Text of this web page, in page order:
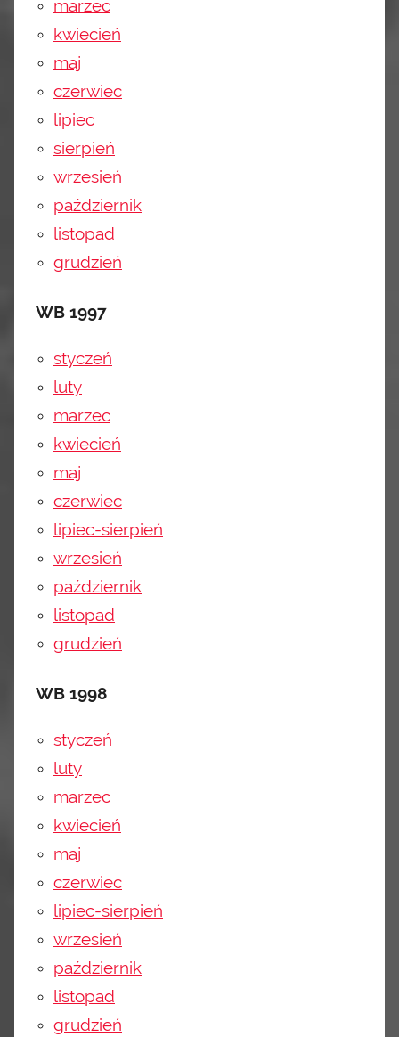
marzec
kwiecień
maj
czerwiec
lipiec
sierpień
wrzesień
październik
listopad
grudzień
WB 1997
styczeń
luty
marzec
kwiecień
maj
czerwiec
lipiec-sierpień
wrzesień
październik
listopad
grudzień
WB 1998
styczeń
luty
marzec
kwiecień
maj
czerwiec
lipiec-sierpień
wrzesień
październik
listopad
grudzień